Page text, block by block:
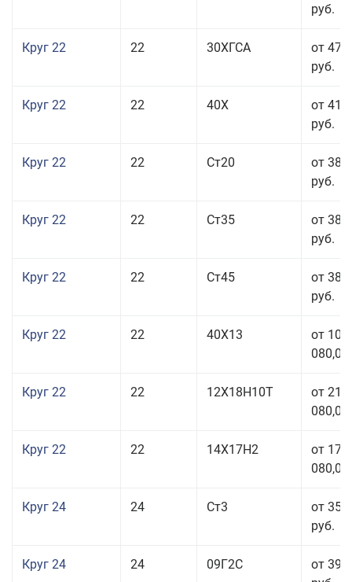
руб.
Круг 22 22 30ХГСА
от 47
руб.
Круг 22 22 40Х
от 41
руб.
Круг 22 22 Ст20
от 38
руб.
Круг 22 22 Ст35
от 38
руб.
Круг 22 22 Ст45
от 38
руб.
Круг 22 22 40Х13
от 103
080,00
Круг 22 22 12Х18Н10Т
от 210
080,00
Круг 22 22 14Х17Н2
от 175
080,00
Круг 24 24 Ст3
от 35
руб.
Круг 24 24 09Г2С
от 39